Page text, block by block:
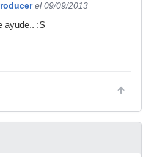
el 09/09/2013
ayude.. :S